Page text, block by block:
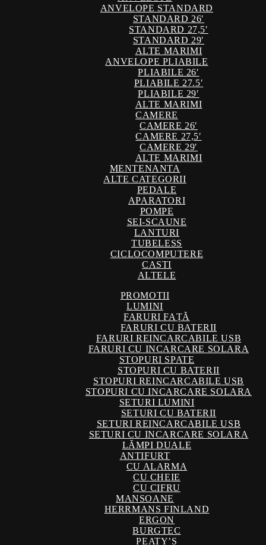
ANVELOPE STANDARD
STANDARD 26′
STANDARD 27,5′
STANDARD 29′
ALTE MARIMI
ANVELOPE PLIABILE
PLIABILE 26′
PLIABILE 27.5′
PLIABILE 29′
ALTE MARIMI
CAMERE
CAMERE 26′
CAMERE 27,5′
CAMERE 29′
ALTE MARIMI
MENTENANTA
ALTE CATEGORII
PEDALE
APARATORI
POMPE
SEI-SCAUNE
LANTURI
TUBELESS
CICLOCOMPUTERE
CASTI
ALTELE
PROMOTII
LUMINI
FARURI FAȚĂ
FARURI CU BATERII
FARURI REINCARCABILE USB
FARURI CU INCARCARE SOLARA
STOPURI SPATE
STOPURI CU BATERII
STOPURI REINCARCABILE USB
STOPURI CU INCARCARE SOLARA
SETURI LUMINI
SETURI CU BATERII
SETURI REINCARCABILE USB
SETURI CU INCARCARE SOLARA
LĂMPI DUALE
ANTIFURT
CU ALARMA
CU CHEIE
CU CIFRU
MANSOANE
HERRMANS FINLAND
ERGON
BURGTEC
PEATY’S